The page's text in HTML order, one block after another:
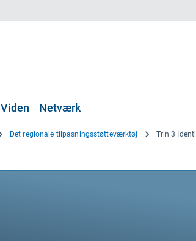
Viden Netværk
Det regionale tilpasningsstøtteværktøj